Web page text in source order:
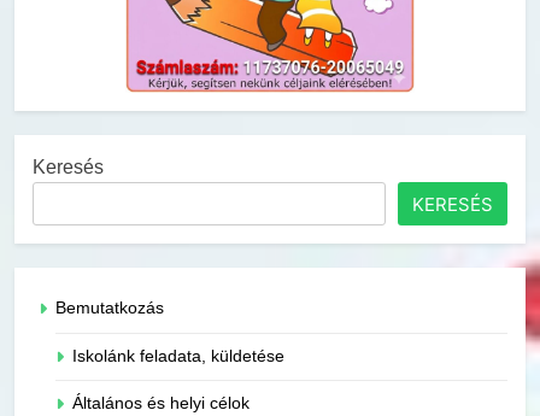
Keresés
KERESÉS
Bemutatkozás
Iskolánk feladata, küldetése
Általános és helyi célok